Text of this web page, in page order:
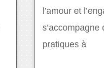
l’amour et
pratiques à